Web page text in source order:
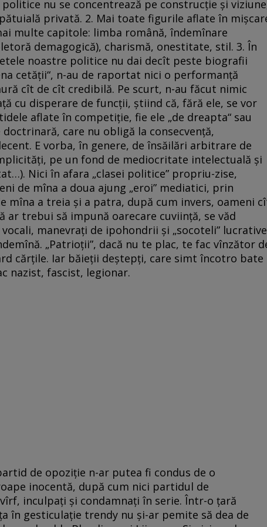
nu se concentrează pe construcţie şi
privată. 2. Mai toate figurile aflate în
multe capitole: limba română, îndemînare
demagogică), charismă, onestitate, stil. 3. În
noastre politice nu dai decît peste biografii
cetăţii“, n-au de raportat nici o performanţă
cît de cît credibilă. Pe scurt, n-au făcut nimic
cu disperare de funcţii, ştiind că, fără ele, se vor
aflate în competiţie, fie ele „de dreapta“ sau
care nu obligă la consecvenţă,
E vorba, în genere, de însăilări arbitrare de
pe un fond de mediocritate intelectuală şi
Nici în afara „clasei politice” propriu-zise,
de mîna a doua ajung „eroi” mediatici, prin
mîna a treia şi a patra, după cum invers, oameni
trebui să impună oarecare cuviinţă, se văd
manevraţi de ipohondrii şi „socoteli”
„Patrioţii”, dacă nu te plac, te fac vînzător
cărţile. Iar băieţii deştepţi, care simt încotro bate
nazist, fascist, legionar.
de opoziţie n-ar putea fi condus de o
inocentă, după cum nici partidul de
inculpaţi şi condamnaţi în serie. Într-o ţară
în gesticulaţie trendy nu şi-ar pemite să dea de